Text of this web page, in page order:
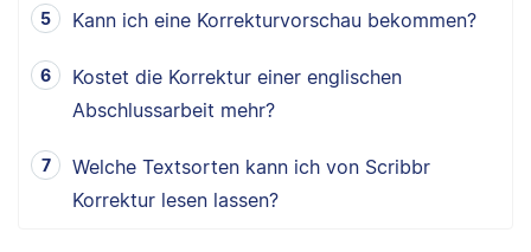
Kann ich eine Korrekturvorschau bekommen?
Kostet die Korrektur einer englischen
Abschlussarbeit mehr?
Welche Textsorten kann ich von Scribbr
Korrektur lesen lassen?